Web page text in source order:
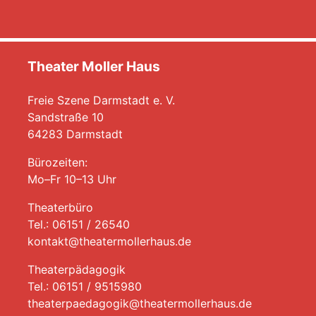
Theater Moller Haus
Freie Szene Darmstadt e. V.
Sandstraße 10
64283 Darmstadt
Bürozeiten:
Mo–Fr 10–13 Uhr
Theaterbüro
Tel.: 06151 / 26540
kontakt@theatermollerhaus.de
Theaterpädagogik
Tel.: 06151 / 9515980
theaterpaedagogik@theatermollerhaus.de